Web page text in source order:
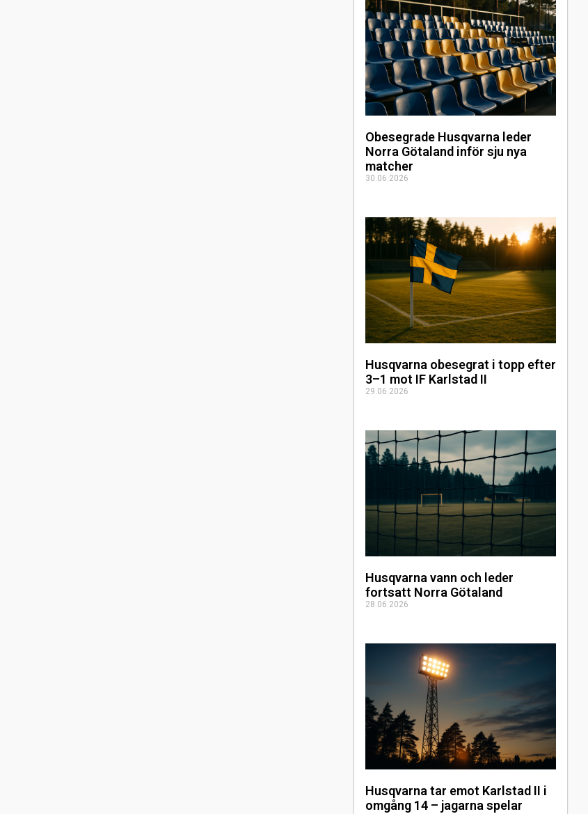
Obesegrade Husqvarna leder
Norra Götaland inför sju nya
matcher
30.06.2026
Husqvarna obesegrat i topp efter
3–1 mot IF Karlstad II
29.06.2026
Husqvarna vann och leder
fortsatt Norra Götaland
28.06.2026
Husqvarna tar emot Karlstad II i
omgång 14 – jagarna spelar